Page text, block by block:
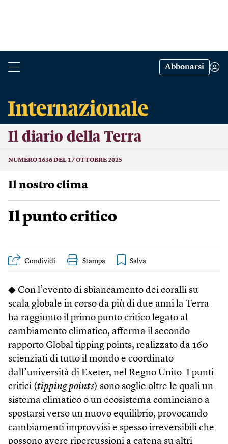
Abbonarsi
Il diario della Terra
NUMERO 1636 DEL 17 OTTOBRE 2025
Il nostro clima
Il punto critico
Condividi Stampa
◆ Con l’evento di sbiancamento dei coralli su
scala globale in corso da più di due anni la Terra
ha raggiunto il primo punto critico legato al
cambiamento climatico, afferma il secondo
rapporto Global tipping points, realizzato da 160
scienziati di tutto il mondo e coordinato
dall’università di Exeter, nel Regno Unito. I punti
critici (tipping points) sono soglie oltre le quali un
sistema climatico o un ecosistema cominciano a
spostarsi verso un nuovo equilibrio, provocando
cambiamenti improvvisi e spesso irreversibili che
possono avere ripercussioni a catena su altri